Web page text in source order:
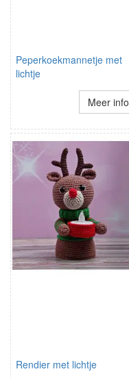
Peperkoekmannetje met
lichtje
Meer info
Rendier met lichtje